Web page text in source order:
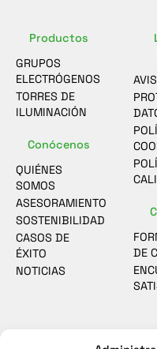
Productos
GRUPOS
ELECTRÓGENOS
TORRES DE
ILUMINACIÓN
Conócenos
QUIÉNES
SOMOS
ASESORAMIENTO
SOSTENIBILIDAD
CASOS DE
ÉXITO
NOTICIAS
DE